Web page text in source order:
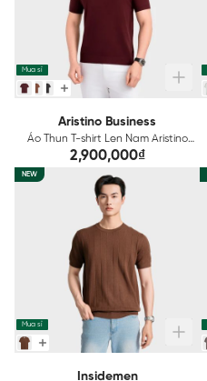
Mua sỉ
Aristino Business
Áo Thun T-shirt Len Nam Aristino
Business 1TSU010S0
2,900,000₫
NEW
Mua sỉ
Insidemen